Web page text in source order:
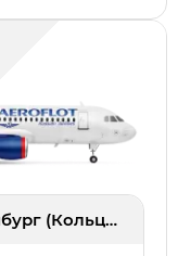
Екатеринбург (Кольцово)